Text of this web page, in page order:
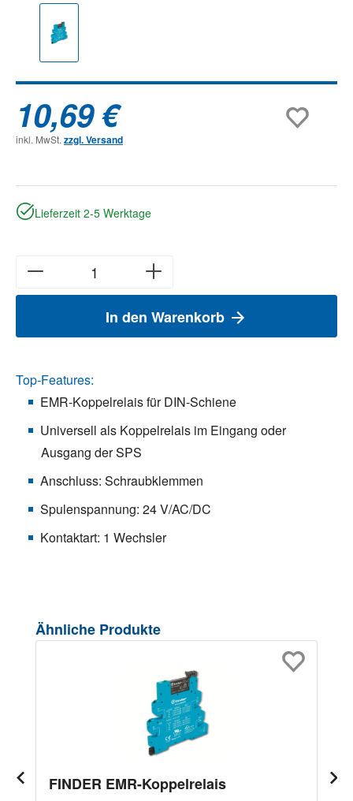
10,69 €
inkl. MwSt. zzgl. Versand
Lieferzeit 2-5 Werktage
In den Warenkorb
Top-Features:
EMR-Koppelrelais für DIN-Schiene
Universell als Koppelrelais im Eingang oder
Ausgang der SPS
Anschluss: Schraubklemmen
Spulenspannung: 24 V/AC/DC
Kontaktart: 1 Wechsler
Produktgalerie überspringen
Ähnliche Produkte
FINDER EMR-Koppelrelais